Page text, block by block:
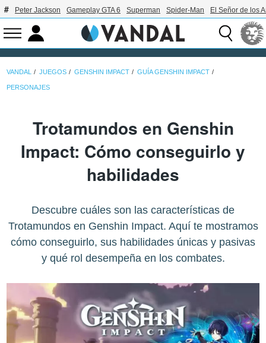
Peter Jackson Gameplay GTA 6 Superman Spider-Man El Señor de los
VANDAL JUEGOS GENSHIN IMPACT GUÍA GENSHIN IMPACT
PERSONAJES
Trotamundos en Genshin
Impact: Cómo conseguirlo y
habilidades
Descubre cuáles son las características de
Trotamundos en Genshin Impact. Aquí te mostramos
cómo conseguirlo, sus habilidades únicas y pasivas
y qué rol desempeña en los combates.